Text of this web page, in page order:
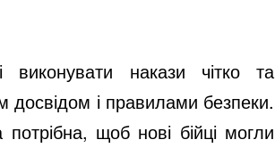
накази чітко та
досвідом і правилами безпеки.
щоб нові бійці могли